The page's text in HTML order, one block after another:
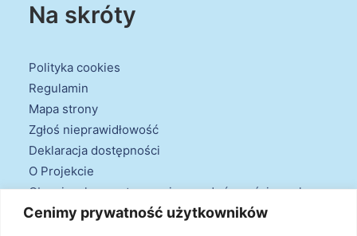
Cenimy prywatność użytkowników
Na skróty
Polityka cookies
Regulamin
Mapa strony
Zgłoś nieprawidłowość
Deklaracja dostępności
O Projekcie
Obowiązek przestrzegania zasad równościowych
oraz warunków podstawowych